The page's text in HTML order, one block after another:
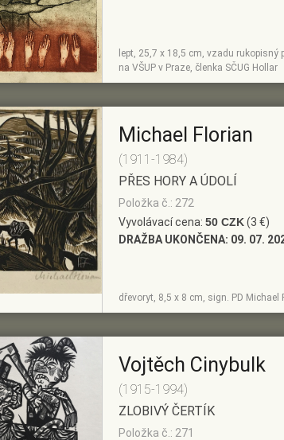
PŘIDAT DO
PŘEDVÝBĚRU
lept, 25,7 x 18,5 cm, vzadu
na VŠUP v Praze, členka SČUG Hollar
Michael Florian
(1911-1984)
PŘES HORY A ÚDOLÍ
Položka č.: 272
Vyvolávací cena: 50 CZK(3 €)
DRAŽBA UKONČENA: 09. 07.
dřevoryt, 8,5 x 8 cm, sign. PD Michael
Vojtěch Cinybulk
(1915-1994)
ZLOBIVÝ ČERTÍK
Položka č.: 271